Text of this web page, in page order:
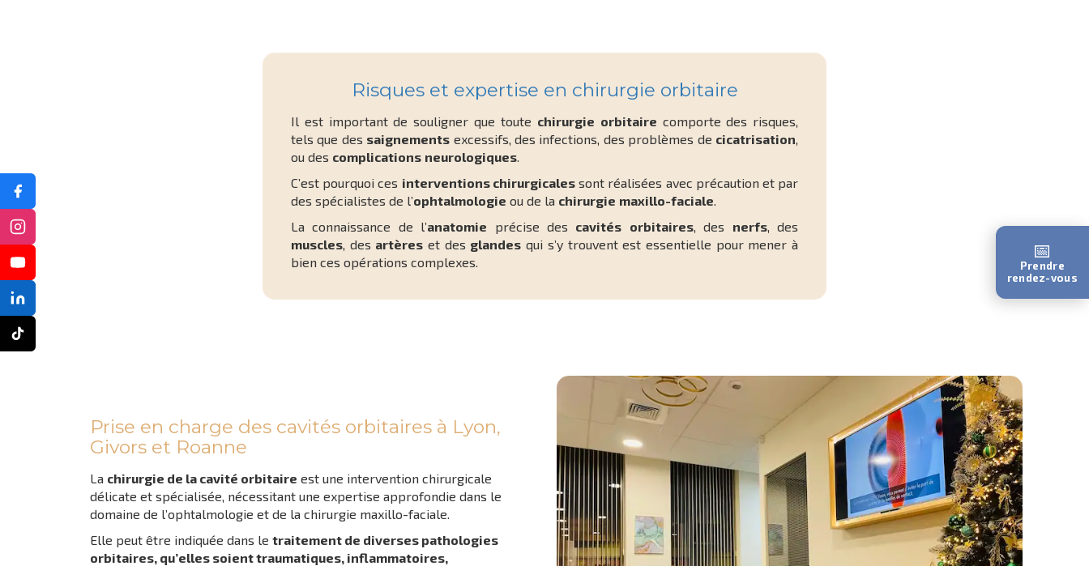
Risques et expertise en chirurgie orbitaire
Il est important de souligner que toute chirurgie orbitaire comporte des risques,
tels que des saignements excessifs, des infections, des problèmes de cicatrisation,
ou des complications neurologiques.
C’est pourquoi ces interventions chirurgicalessont réalisées avec précaution et par
des spécialistes de l’ophtalmologie ou de la chirurgie maxillo-faciale.
La connaissance de l’anatomie précise des cavités orbitaires, des nerfs, des
muscles, des artères et des glandes qui s’y trouvent est essentielle pour mener à
bien ces opérations complexes.
Prise en charge des cavités orbitaires à Lyon,
Givors et Roanne
La chirurgie de la cavité orbitaire est une intervention chirurgicale
délicate et spécialisée, nécessitant une expertise approfondie dans le
domaine de l’ophtalmologie et de la chirurgie maxillo-faciale.
Elle peut être indiquée dans le traitement de diverses pathologies
orbitaires, qu’elles soient traumatiques, inflammatoires,
📅
Prendre
rendez-vous